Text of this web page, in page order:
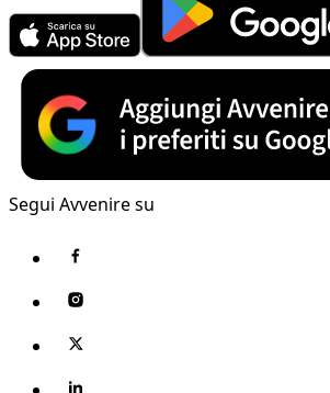
Segui Avvenire su